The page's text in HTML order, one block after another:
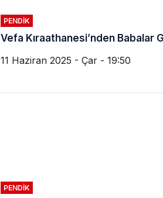
PENDIK
Vefa Kıraathanesi’nden Babalar
11 Haziran 2025 - Çar - 19:50
PENDIK